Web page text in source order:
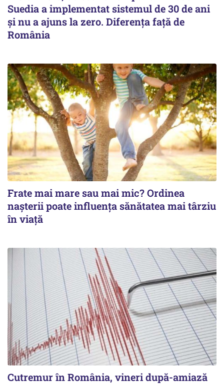
Suedia a implementat sistemul de 30 de ani
şi nu a ajuns la zero. Diferenţa faţă de
România
Frate mai mare sau mai mic? Ordinea
nașterii poate influența sănătatea mai târziu
în viață
Cutremur în România, vineri după-amiază